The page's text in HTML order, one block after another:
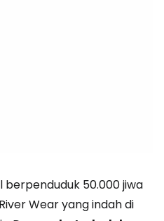
50.000 jiwa
Wear yang indah di